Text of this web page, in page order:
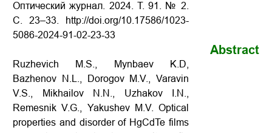
Оптический журнал. 2024. Т. 91. № 2.
С. 23–33. http://doi.org/10.17586/1023-
5086-2024-91-02-23-33
Ruzhevich M.S., Mynbaev K.D,
Bazhenov N.L., Dorogov M.V., Varavin
V.S., Mikhailov N.N., Uzhakov I.N.,
Remesnik V.G., Yakushev M.V. Optical
properties and disorder of HgCdTe films
Abstract